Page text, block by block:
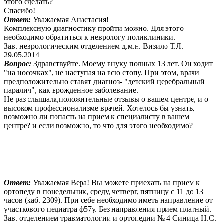
этого сделать?
Спасибо!
Ответ: Уважаемая Анастасия!
Комплексную диагностику пройти можно. Для этого
необходимо обратиться к неврологу поликлиники.
Зав. неврологическим отделением д.м.н. Визило Т.Л.
29.05.2014
Вопрос: Здравствуйте. Моему внуку полных 13 лет. Он ходит
"на носочках", не наступая на всю стопу. При этом, врачи
предположительно ставят диагноз- "детский церебральный
паралич", как врожденное заболевание.
Не раз слышала,положительные отзывы о вашем центре, и о
высоком профессионализме врачей. Хотелось бы узнать,
возможно ли попасть на прием к специалисту в вашем
центре? и если возможно, то что для этого необходимо?
Ответ: Уважаемая Вера! Вы можете приехать на прием к
ортопеду в понедельник, среду, четверг, пятницу с 11 до 13
часов (каб. 2309). При себе необходимо иметь направление от
участкового педиатра ф57у. Без направления прием платный.
Зав. отделением травматологии и ортопедии № 4 Синица Н.С.